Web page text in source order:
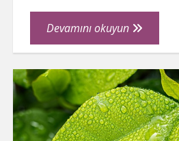
Devamını okuyunTekstil
İhracatçıları
Çığır
Açan
Yeni
Trendler